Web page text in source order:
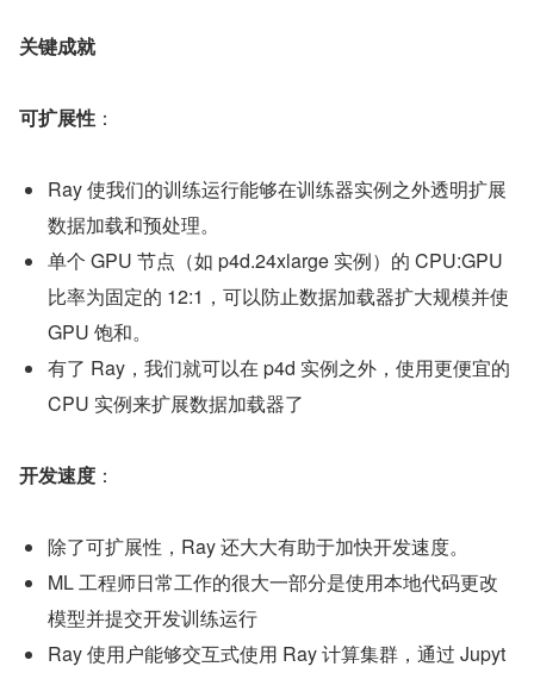
关键成就
可扩展性 ：
Ray 使我们的训练运行能够在训练器实例之外透明扩展
数据加载和预处理。
单个 GPU 节点（如 p4d.24xlarge 实例）的 CPU:GPU
比率为固定的 12:1，可以防止数据加载器扩大规模并使
GPU 饱和。
有了 Ray，我们就可以在 p4d 实例之外，使用更便宜的
CPU 实例来扩展数据加载器了
开发速度 ：
除了可扩展性，Ray 还大大有助于加快开发速度。
ML 工程师日常工作的很大一部分是使用本地代码更改
模型并提交开发训练运行
Ray 使用户能够交互式使用 Ray 计算集群，通过 Jupyt